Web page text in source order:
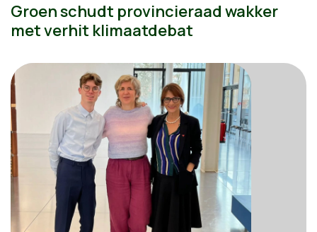
Groen schudt provincieraad wakker
met verhit klimaatdebat